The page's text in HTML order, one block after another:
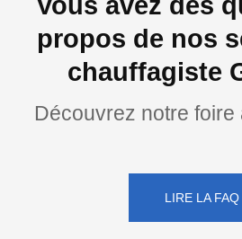
propos de nos
chauffagiste
Découvrez notre foire
LIRE LA FAQ